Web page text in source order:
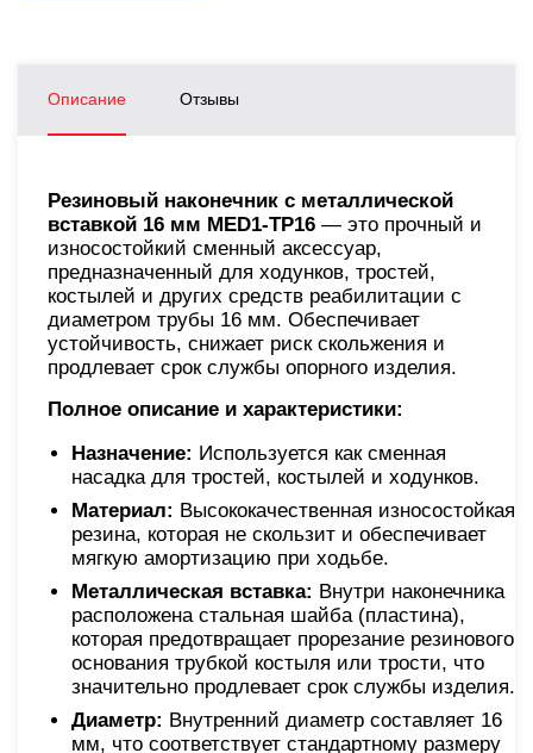
Описание Отзывы
Резиновый наконечник с металлической
вставкой 16 мм MED1-TP16 — это прочный и
износостойкий сменный аксессуар,
предназначенный для ходунков, тростей,
костылей и других средств реабилитации с
диаметром трубы 16 мм. Обеспечивает
устойчивость, снижает риск скольжения и
продлевает срок службы опорного изделия.
Полное описание и характеристики:
Назначение: Используется как сменная
насадка для тростей, костылей и ходунков.
Материал: Высококачественная износостойкая
резина, которая не скользит и обеспечивает
мягкую амортизацию при ходьбе.
Металлическая вставка: Внутри наконечника
расположена стальная шайба (пластина),
которая предотвращает прорезание резинового
основания трубкой костыля или трости, что
значительно продлевает срок службы изделия.
Диаметр: Внутренний диаметр составляет 16
мм, что соответствует стандартному размеру